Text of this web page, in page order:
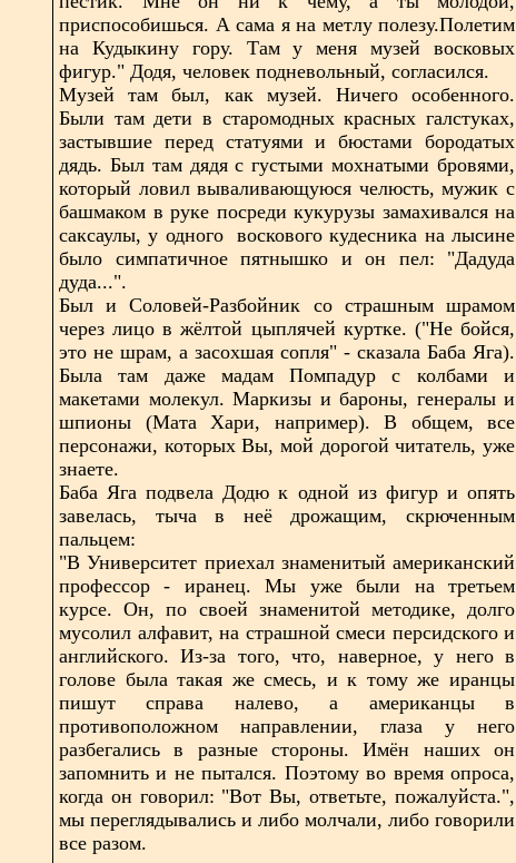
приспособишься. А сама я на метлу полезу.Полетим
на Кудыкину гору. Там у меня музей восковых
фигур." Додя, человек подневольный, согласился.
Музей там был, как музей. Ничего особенного.
Были там дети в старомодных красных галстуках,
застывшие перед статуями и бюстами бородатых
дядь. Был там дядя с густыми мохнатыми бровями,
который ловил вываливающуюся челюсть, мужик с
башмаком в руке посреди кукурузы замахивался на
саксаулы, у одного воскового кудесника на лысине
было симпатичное пятнышко и он пел: "Дадуда
дуда...".
Был и Соловей-Разбойник со страшным шрамом
через лицо в жёлтой цыплячей куртке. ("Не бойся,
это не шрам, а засохшая сопля" - сказала Баба Яга).
Была там даже мадам Помпадур с колбами и
макетами молекул. Маркизы и бароны, генералы и
шпионы (Мата Хари, например). В общем, все
персонажи, которых Вы, мой дорогой читатель, уже
знаете.
Баба Яга подвела Додю к одной из фигур и опять
завелась, тыча в неё дрожащим, скрюченным
пальцем:
"В Университет приехал знаменитый американский
профессор - иранец. Мы уже были на третьем
курсе. Он, по своей знаменитой методике, долго
мусолил алфавит, на страшной смеси персидского и
английского. Из-за того, что, наверное, у него в
голове была такая же смесь, и к тому же иранцы
пишут справа налево, а американцы в
противоположном направлении, глаза у него
разбегались в разные стороны. Имён наших он
запомнить и не пытался. Поэтому во время опроса,
когда он говорил: "Вот Вы, ответьте, пожалуйста.",
мы переглядывались и либо молчали, либо говорили
все разом.